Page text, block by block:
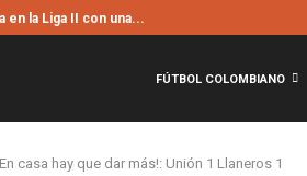
en la Liga II con una...
FÚTBOL COLOMBIANO
casa hay que dar más!: Unión 1 Llaneros 1